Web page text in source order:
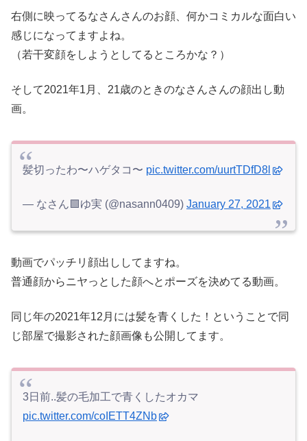
右側に映ってるなさんさんのお顔、何かコミカルな面白い
感じになってますよね。
（若干変顔をしようとしてるところかな？）
そして2021年1月、21歳のときのなさんさんの顔出し動
画。
髪切ったわ〜ハゲタコ〜 pic.twitter.com/uurtTDfD8l
— なさん🟩ゆ実 (@nasann0409) January 27, 2021
動画でパッチリ顔出ししてますね。
普通顔からニヤっとした顔へとポーズを決めてる動画。
同じ年の2021年12月には髪を青くした！ということで同
じ部屋で撮影された顔画像も公開してます。
3日前..髪の毛加工で青くしたオカマ
pic.twitter.com/coIETT4ZNb